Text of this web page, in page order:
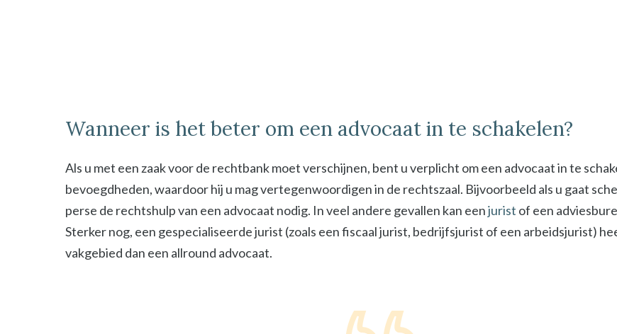
Wanneer is het beter om een advocaat in te schakelen?
Als u met een zaak voor de rechtbank moet verschijnen, bent u verplicht om een advocaat in te
bevoegdheden, waardoor hij u mag vertegenwoordigen in de rechtszaal. Bijvoorbeeld als u gaat
perse de rechtshulp van een advocaat nodig. In veel andere gevallen kan eenjurist of een
Sterker nog, een gespecialiseerde jurist (zoals een fiscaal jurist, bedrijfsjurist of een arbeidsjurist)
vakgebied dan een allround advocaat.